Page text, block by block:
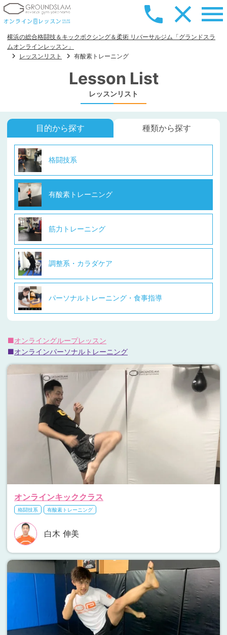
横浜の総合格闘技＆キックボクシング＆柔術 リバーサルジム「グランドスラ
ムオンラインレッスン」
レッスンリスト
有酸素トレーニング
Lesson List
レッスンリスト
目的から探す 種類から探す
格闘技系
有酸素トレーニング
筋力トレーニング
調整系・カラダケア
パーソナルトレーニング・食事指導
オンライングループレッスン
オンラインパーソナルトレーニング
オンラインキッククラス
格闘技系 有酸素トレーニング
白木 伸美